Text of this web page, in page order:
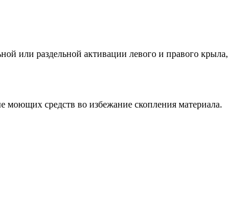
или раздельной активации левого и правого крыла,
средств во избежание скопления материала.